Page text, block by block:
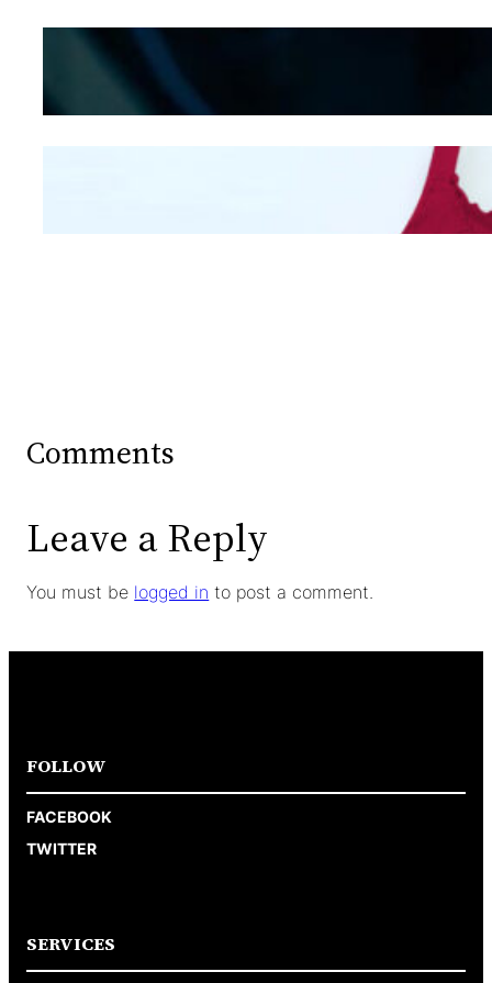
Kepribadian
Mengintip Kepribadian
Wanita Dari Warna Bra
Comments
Leave a Reply
You must be logged in to post a comment.
FOLLOW
FACEBOOK
TWITTER
SERVICES